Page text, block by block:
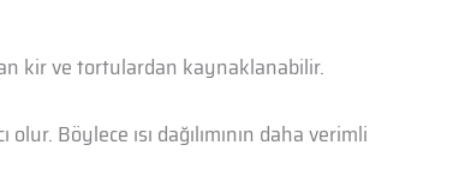
kir ve tortulardan kaynaklanabilir.
Böylece ısı dağılımının daha verimli